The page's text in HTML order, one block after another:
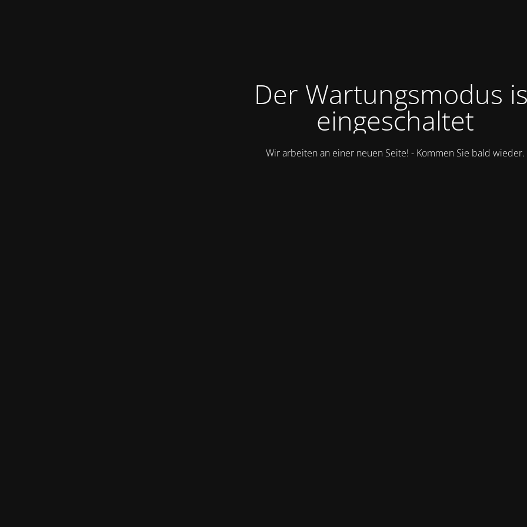
Der Wartungsmodus
eingeschaltet
Wir arbeiten an einer neuen Seite! - Kommen Sie bald wieder.